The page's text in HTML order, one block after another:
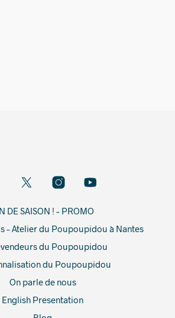
DE SAISON ! – PROMO
– Atelier du Poupoupidou à Nantes
du Poupoupidou
du Poupoupidou
On parle de nous
English Presentation